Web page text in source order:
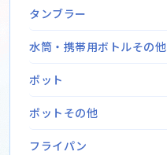
タンブラー
水筒・携帯用ボトルその他
ポット
ポットその他
フライパン